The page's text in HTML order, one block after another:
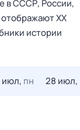
в СССР, России,
XX
истории
июл, пн 28 июл,